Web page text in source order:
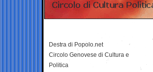
Destra di Popolo.net
Circolo Genovese di Cultura e
Politica